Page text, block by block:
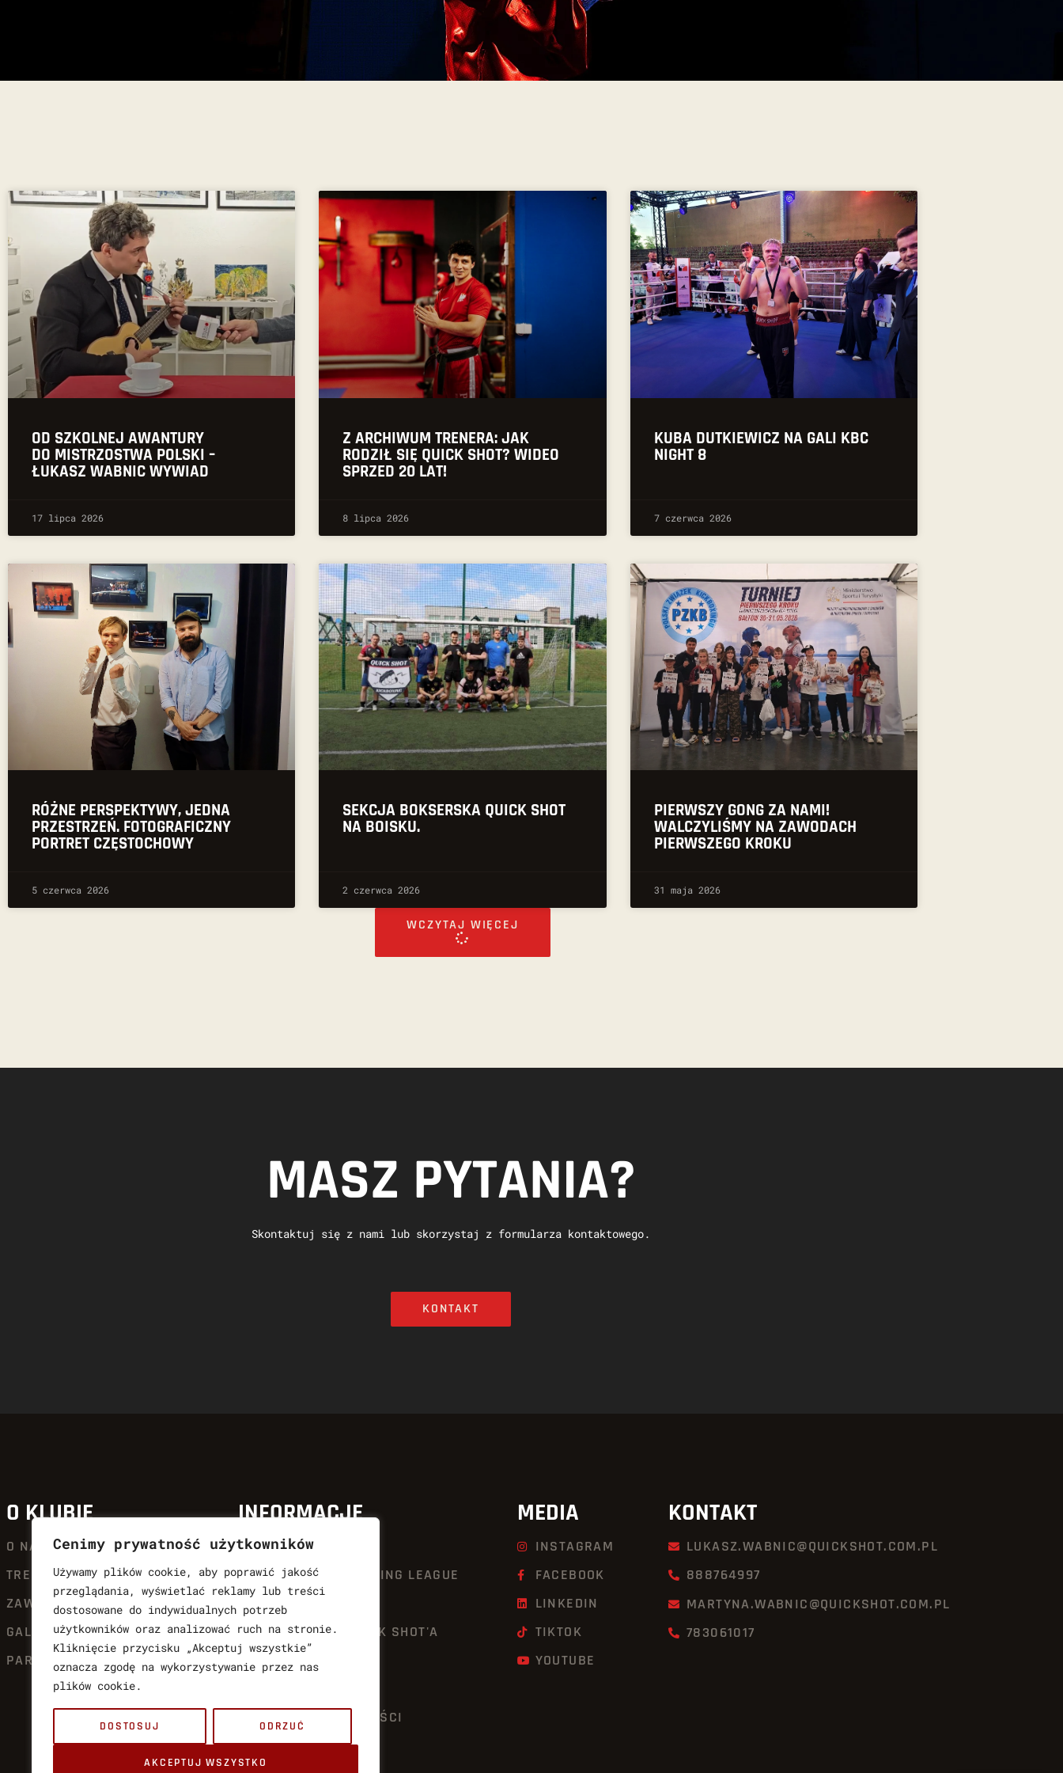
Cenimy prywatność użytkowników
Używamy plików cookie, aby poprawić jakość
przeglądania, wyświetlać reklamy lub treści
dostosowane do indywidualnych potrzeb
użytkowników oraz analizować ruch na stronie.
Kliknięcie przycisku „Akceptuj wszystkie”
oznacza zgodę na wykorzystywanie przez nas
plików cookie.
DOSTOSUJ ODRZUĆ
AKCEPTUJ WSZYSTKO
OD SZKOLNEJ AWANTURY
DO MISTRZOSTWA POLSKI –
ŁUKASZ WABNIC WYWIAD
17 lipca 2026
Z ARCHIWUM TRENERA: JAK
RODZIŁ SIĘ QUICK SHOT? WIDEO
SPRZED 20 LAT!
8 lipca 2026
KUBA DUTKIEWICZ NA GALI KBC
NIGHT 8
7 czerwca 2026
RÓŻNE PERSPEKTYWY, JEDNA
PRZESTRZEŃ. FOTOGRAFICZNY
PORTRET CZĘSTOCHOWY
5 czerwca 2026
SEKCJA BOKSERSKA QUICK SHOT
NA BOISKU.
2 czerwca 2026
PIERWSZY GONG ZA NAMI!
WALCZYLIŚMY NA ZAWODACH
PIERWSZEGO KROKU
31 maja 2026
WCZYTAJ WIĘCEJ
MASZ PYTANIA?
Skontaktuj się z nami lub skorzystaj z formularza kontaktowego.
KONTAKT
O KLUBIE
O NAS
TRENERZY
ZAWODNICY
GALERIA SŁAW
PARTNERZY
INFORMACJE
AKTUALNOŚCI
QUICK SHOT KICKBOXING LEAGUE
OFERTA
DLA CZŁONKÓW QUICK SHOT'A
KALENDARIUM
POLITYKA PRYWATNOŚCI
MEDIA
INSTAGRAM
FACEBOOK
LINKEDIN
TIKTOK
YOUTUBE
KONTAKT
LUKASZ.WABNIC@QUICKSHOT.COM.PL
888764997
MARTYNA.WABNIC@QUICKSHOT.COM.PL
783061017